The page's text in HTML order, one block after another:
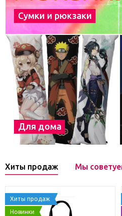
Сумки и рюкзаки
Для дома
Хиты продаж Мы
Хиты продаж
Новинки